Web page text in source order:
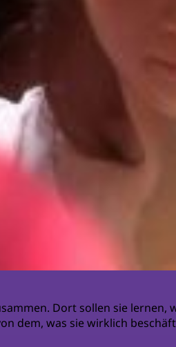
Dort sollen sie
dem, was sie wirklich